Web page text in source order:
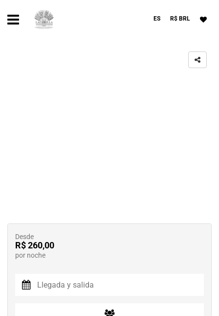
ES R$ BRL
Desde
R$ 260,00
por noche